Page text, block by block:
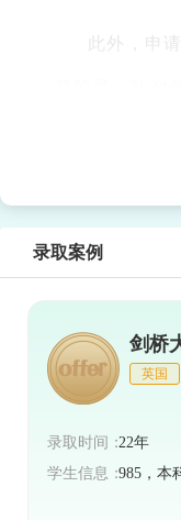
此外，申
意的是，
请要求和时间
录取案例
剑桥
英国
录取时间：22年
学生信息：985，本